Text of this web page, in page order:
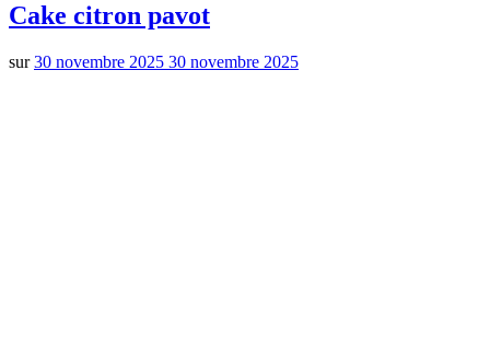
Cake citron pavot
sur30 novembre 2025 30 novembre 2025